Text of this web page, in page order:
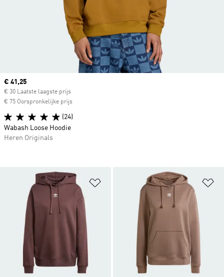
Op verlanglijst zetten
Current price
€ 41,25
€ 30 Laatste laagste prijs
€ 75 Oorspronkelijke prijs
(24)
Wabash Loose Hoodie
Heren Originals